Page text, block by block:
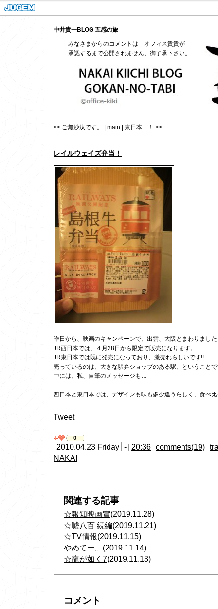
中井貴一BLOG 五感の旅
みなさまからのコメントは オフィス貴貴が
承認するまで公開されません。御了承下さい。
<< ご無沙汰です。 main 東日本！！ >>
レイルウェイズ弁当！
昨日から、映画のキャンペーンで、出雲、大阪とまわりまし
JR西日本では、４月28日から限定で販売になります。
JR東日本では既に発売になっており、激売れらしいです!!
売っているのは、大きな駅弁ショップのある駅、ということ
中には、私、自筆のメッセージも…
西日本と東日本では、デザインも味も多少違うらしく、食べ
Tweet
0
2010.04.23 Friday - 20:36 comments(19)
NAKAI
関連する記事
☆報知映画賞(2019.11.28)
☆嘘八百 続編(2019.11.21)
☆TV情報(2019.11.15)
やめてー。 (2019.11.14)
☆龍が如く7(2019.11.13)
コメント